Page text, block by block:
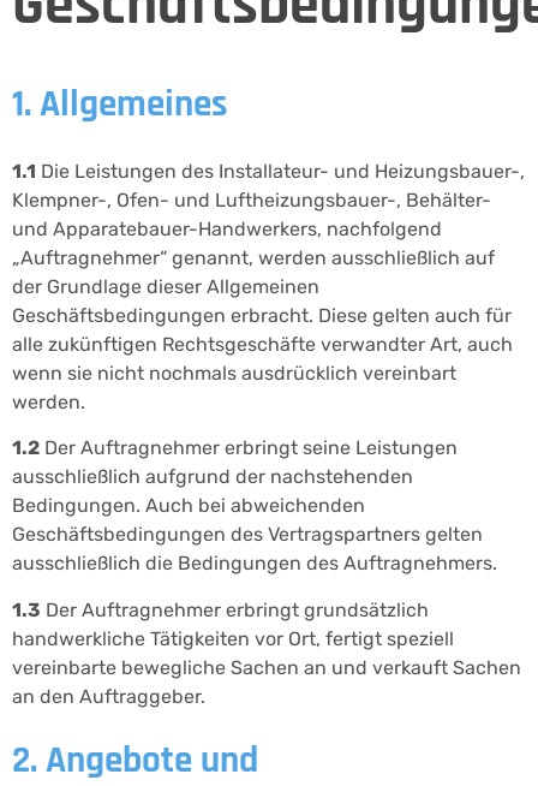
1. Allgemeines
1.1 Die Leistungen des Installateur- und Heizungsbauer-,
Klempner-, Ofen- und Luftheizungsbauer-, Behälter-
und Apparatebauer-Handwerkers, nachfolgend
„Auftragnehmer“ genannt, werden ausschließlich auf
der Grundlage dieser Allgemeinen
Geschäftsbedingungen erbracht. Diese gelten auch für
alle zukünftigen Rechtsgeschäfte verwandter Art, auch
wenn sie nicht nochmals ausdrücklich vereinbart
werden.
1.2 Der Auftragnehmer erbringt seine Leistungen
ausschließlich aufgrund der nachstehenden
Bedingungen. Auch bei abweichenden
Geschäftsbedingungen des Vertragspartners gelten
ausschließlich die Bedingungen des Auftragnehmers.
1.3 Der Auftragnehmer erbringt grundsätzlich
handwerkliche Tätigkeiten vor Ort, fertigt speziell
vereinbarte bewegliche Sachen an und verkauft Sachen
an den Auftraggeber.
2. Angebote und